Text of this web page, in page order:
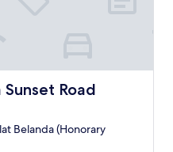
Road
Road
Belanda (Honorary